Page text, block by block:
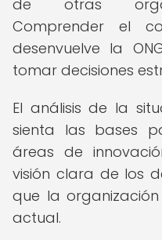
de otras
Comprender el
desenvuelve la
tomar decisiones
El análisis de la
sienta las bases
áreas de
visión clara de los
que la
actual.